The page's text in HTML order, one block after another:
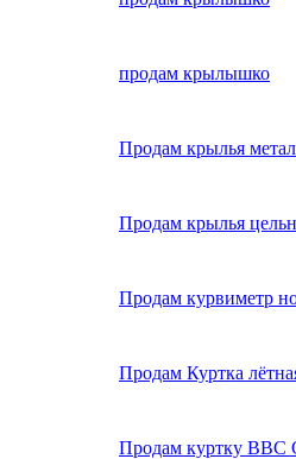
продам крылышко
Продам крылья
Продам крылья
Продам курвиметр
Продам Куртка
Продам куртку